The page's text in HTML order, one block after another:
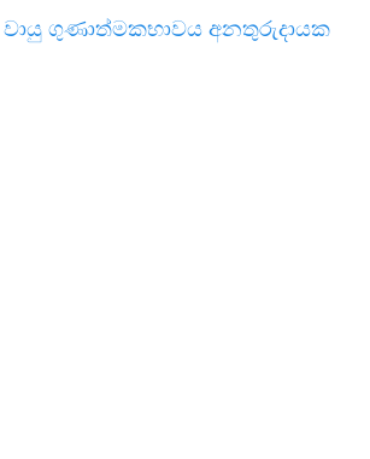
ගුණාත්මකභාවය අනතුරුදායක